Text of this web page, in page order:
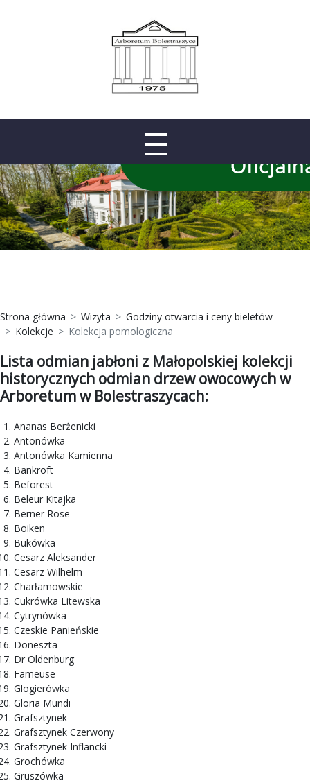
Strona główna Wizyta
Godziny otwarcia i ceny bieletów
Kolekcje
Kolekcja pomologiczna
Lista odmian jabłoni z Małopolskiej kolekcji
historycznych odmian drzew owocowych w
Arboretum w Bolestraszycach:
Ananas Berżenicki
Antonówka
Antonówka Kamienna
Bankroft
Beforest
Beleur Kitajka
Berner Rose
Boiken
Bukówka
Cesarz Aleksander
Cesarz Wilhelm
Charłamowskie
Cukrówka Litewska
Cytrynówka
Czeskie Panieńskie
Doneszta
Dr Oldenburg
Fameuse
Glogierówka
Gloria Mundi
Grafsztynek
Grafsztynek Czerwony
Grafsztynek Inflancki
Grochówka
Gruszówka